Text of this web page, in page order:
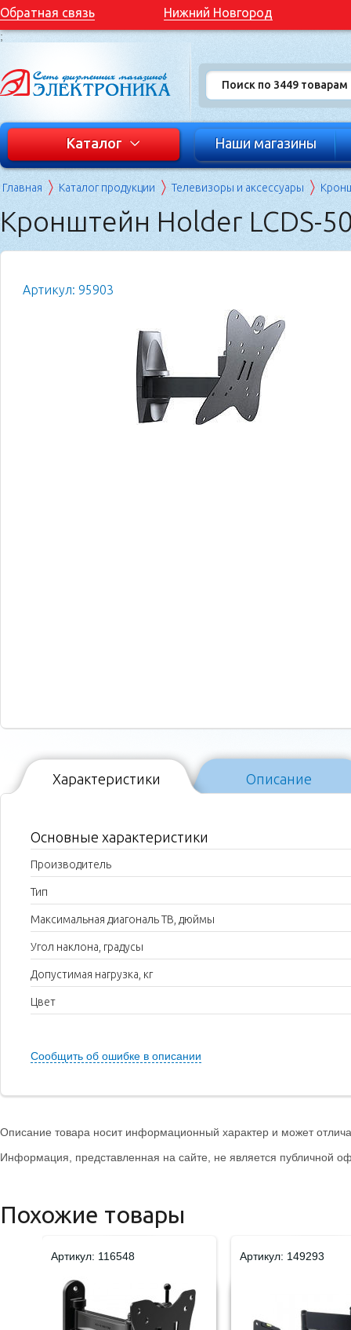
Обратная связь Нижний Новгород
;
Каталог Наши магазины
Главная Каталог продукции Телевизоры и аксессуары
Кронштейн Holder LCDS-
Артикул: 95903
Характеристики Описание
Основные характеристики
Производитель
Тип
Максимальная диагональ ТВ, дюймы
Угол наклона, градусы
Допустимая нагрузка, кг
Цвет
Сообщить об ошибке в описании
Описание товара носит информационный характер и может
Информация, представленная на сайте, не является публичной
Похожие товары
Артикул: 116548 Артикул: 149293